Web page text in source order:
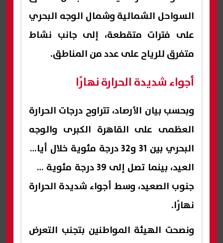
السواحل الشمالية وشمال الوجه البحري
على فترات متقطعة، إلى جانب نشاط
متفرق للرياح على عدد من المناطق.
أجواء شديدة الحرارة نهارًا
وبحسب بيان الأرصاد، تتراوح درجات الحرارة
العظمى على القاهرة الكبرى والوجه
البحري بين 31 و32 درجة مئوية خلال أيام
العيد، بينما تصل إلى 39 درجة مئوية في
جنوب الصعيد، وسط أجواء شديدة الحرارة
نهارًا.
ونصحت الهيئة المواطنين بتجنب التعرض